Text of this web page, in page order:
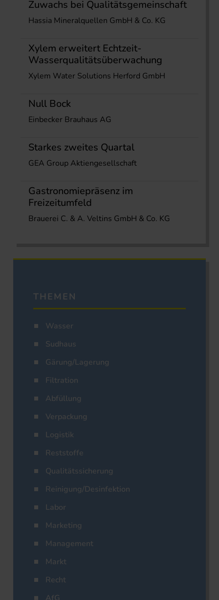
Zuwachs bei Qualitätsgemeinschaft
Hassia Mineralquellen GmbH & Co. KG
Xylem erweitert Echtzeit-
Wasserqualitätsüberwachung
Xylem Water Solutions Herford GmbH
Null Bock
Einbecker Brauhaus AG
Starkes zweites Quartal
GEA Group Aktiengesellschaft
Gastronomiepräsenz im
Freizeitumfeld
Brauerei C. & A. Veltins GmbH & Co. KG
THEMEN
Wasser
Sudhaus
Gärung/Lagerung
Filtration
Abfüllung
Verpackung
Logistik
Reststoffe
Qualitätssicherung
Reinigung/Desinfektion
Labor
Marketing
Management
Markt
Recht